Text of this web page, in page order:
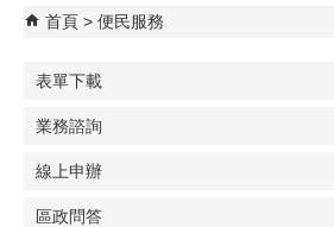
首頁 便民服務
表單下載
業務諮詢
線上申辦
區政問答